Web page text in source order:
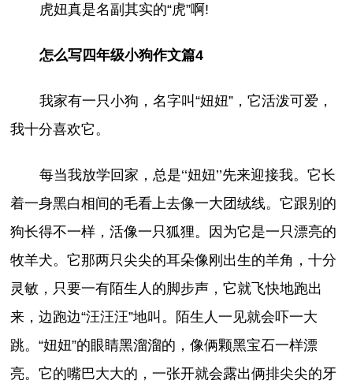
虎妞真是名副其实的“虎”啊!
怎么写四年级小狗作文篇4
我家有一只小狗，名字叫“妞妞”，它活泼可爱，
我十分喜欢它。
每当我放学回家，总是‘‘妞妞’’先来迎接我。它长
着一身黑白相间的毛看上去像一大团绒线。它跟别的
狗长得不一样，活像一只狐狸。因为它是一只漂亮的
牧羊犬。它那两只尖尖的耳朵像刚出生的羊角，十分
灵敏，只要一有陌生人的脚步声，它就飞快地跑出
来，边跑边“汪汪汪”地叫。陌生人一见就会吓一大
跳。“妞妞”的眼睛黑溜溜的，像俩颗黑宝石一样漂
亮。它的嘴巴大大的，一张开就会露出俩排尖尖的牙